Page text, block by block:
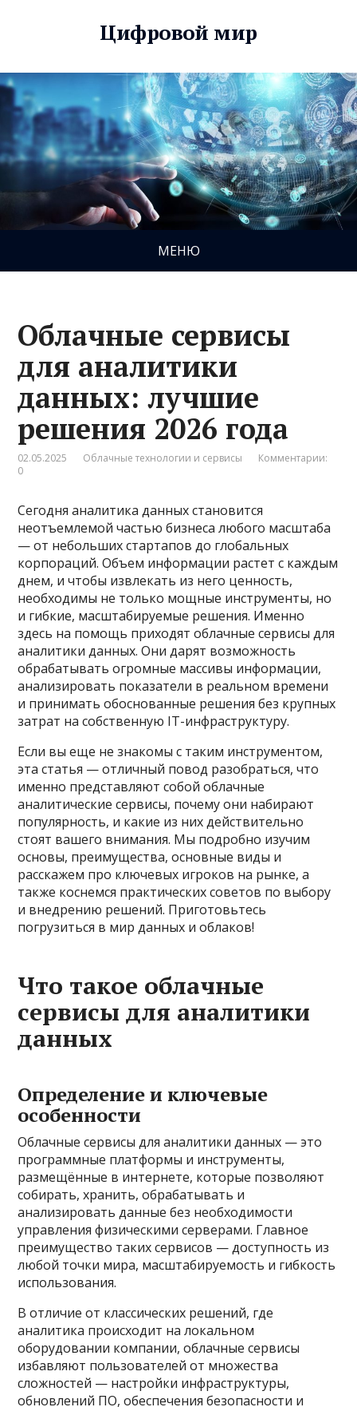
Цифровой мир
МЕНЮ
Облачные сервисы
для аналитики
данных: лучшие
решения 2026 года
02.05.2025 Облачные технологии и сервисы
Комментарии:
0
Сегодня аналитика данных становится
неотъемлемой частью бизнеса любого масштаба
— от небольших стартапов до глобальных
корпораций. Объем информации растет с каждым
днем, и чтобы извлекать из него ценность,
необходимы не только мощные инструменты, но
и гибкие, масштабируемые решения. Именно
здесь на помощь приходят облачные сервисы для
аналитики данных. Они дарят возможность
обрабатывать огромные массивы информации,
анализировать показатели в реальном времени
и принимать обоснованные решения без крупных
затрат на собственную IT-инфраструктуру.
Если вы еще не знакомы с таким инструментом,
эта статья — отличный повод разобраться, что
именно представляют собой облачные
аналитические сервисы, почему они набирают
популярность, и какие из них действительно
стоят вашего внимания. Мы подробно изучим
основы, преимущества, основные виды и
расскажем про ключевых игроков на рынке, а
также коснемся практических советов по выбору
и внедрению решений. Приготовьтесь
погрузиться в мир данных и облаков!
Что такое облачные
сервисы для аналитики
данных
Определение и ключевые
особенности
Облачные сервисы для аналитики данных — это
программные платформы и инструменты,
размещённые в интернете, которые позволяют
собирать, хранить, обрабатывать и
анализировать данные без необходимости
управления физическими серверами. Главное
преимущество таких сервисов — доступность из
любой точки мира, масштабируемость и гибкость
использования.
В отличие от классических решений, где
аналитика происходит на локальном
оборудовании компании, облачные сервисы
избавляют пользователей от множества
сложностей — настройки инфраструктуры,
обновлений ПО, обеспечения безопасности и